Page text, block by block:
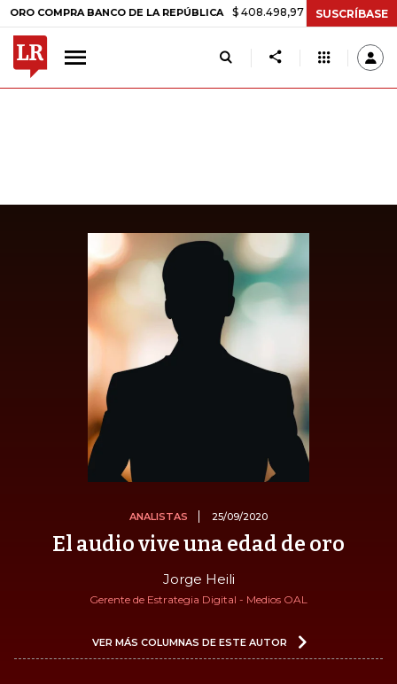
BANCO DE LA REPÚBLICA $ 408.498,97 +$ 8.753,81 +2,19%
SUSCRÍBASE
ANALISTAS 25/09/2020
El audio vive una edad de oro
Jorge Heili
Gerente de Estrategia Digital - Medios OAL
VER MÁS COLUMNAS DE ESTE AUTOR